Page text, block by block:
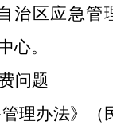
治区应急管
心。
问题
理办法》（